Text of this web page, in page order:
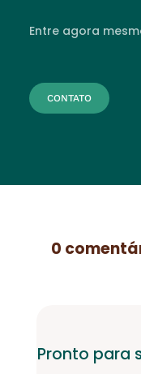
Entre agora
CONTATO
0
Pronto para